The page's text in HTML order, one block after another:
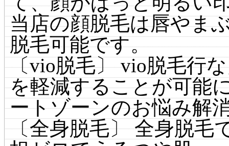
当店の顔脱毛は唇やま
脱毛可能です。
〔vio脱毛〕 vio脱毛行
を軽減することが可能
ートゾーンのお悩み解
〔全身脱毛〕 全身脱毛